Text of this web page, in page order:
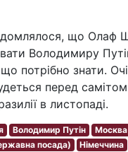
що Олаф
Володимиру
потрібно знати.
перед
в листопаді.
Володимир Путін
Москва
посада)
Німеччина